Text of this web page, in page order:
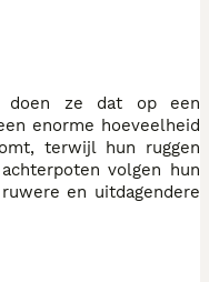
doen ze dat op een
enorme hoeveelheid
terwijl hun ruggen
volgen hun
en uitdagendere